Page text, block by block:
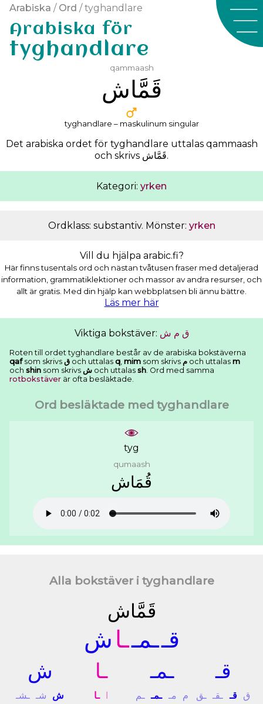
Arabiska / Ord / tyghandlare
Arabiska för
tyghandlare
qammaash
ﻗَﻤَّﺎﺵ
tyghandlare – maskulinum singular
Det arabiska ordet för tyghandlare uttalas qammaash
och skrivs ﻗَﻤَّﺎﺵ.
Kategori: yrken
Ordklass: substantiv. Mönster: yrken
Vill du hjälpa arabic.fi?
Här finns tusentals ord och nästan tvåtusen fraser med detaljerad
information, grammatiklektioner och massor av andra resurser, och
allt är gratis. Med din hjälp kan webbplatsen bli ännu bättre.
Läs mer här
Viktiga bokstäver: ﻕ ﻡ ﺵ
Roten till ordet tyghandlare består av de arabiska bokstäverna
qafsom skrivs ﻕ och uttalas q, mim som skrivs ﻡ och uttalas m
och shin som skrivs ﺵ och uttalas sh. Ord med samma
rotbokstäver är ofta besläktade.
Ord besläktade med tyghandlare
tyg
qumaash
ﻗُﻤَﺎﺵ
Alla bokstäver i tyghandlare
ﻗَﻤَّﺎﺵ
ﻗــﻤــﺎ ﺵ
ﻗـ ـﻤـ ـﺎ ﺵ
ﻕ ﻗـ ـﻘـ ـﻖ ﻡ ﻣـ ـﻤـ ـﻢ ﺍ ـﺎ ﺵ ﺷـ ـﺸـ